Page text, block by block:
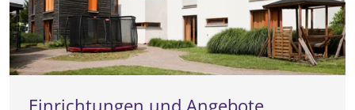
Einrichtungen und Angebote